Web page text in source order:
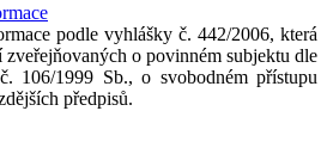
podle vyhlášky č. 442/2006, která
o povinném subjektu dle
106/1999 Sb., o svobodném přístupu
předpisů.